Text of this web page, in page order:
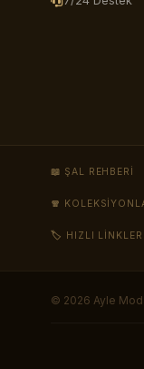
📖 ŞAL REHBERI
🧣
🏷️ HIZLI LINKLER
© 2026 Ayle